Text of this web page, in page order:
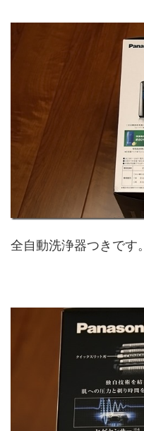
全自動洗浄器つきです。